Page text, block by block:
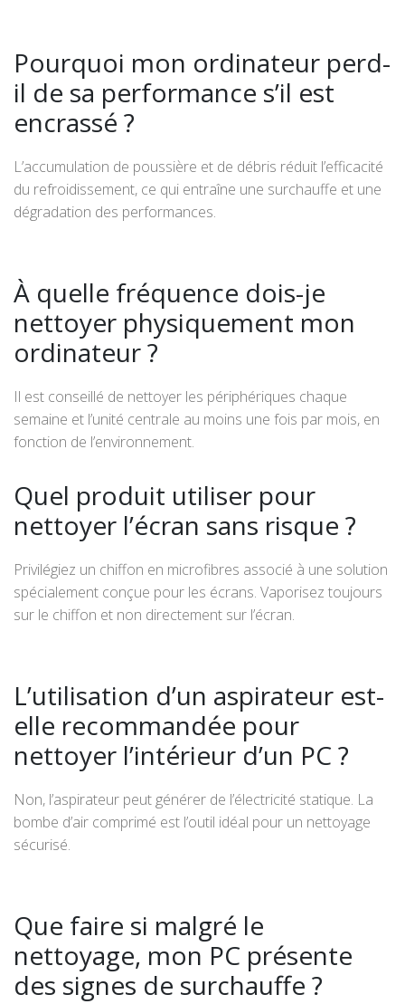
Pourquoi mon ordinateur perd-
il de sa performance s’il est
encrassé ?
L’accumulation de poussière et de débris réduit l’efficacité
du refroidissement, ce qui entraîne une surchauffe et une
dégradation des performances.
À quelle fréquence dois-je
nettoyer physiquement mon
ordinateur ?
Il est conseillé de nettoyer les périphériques chaque
semaine et l’unité centrale au moins une fois par mois, en
fonction de l’environnement.
Quel produit utiliser pour
nettoyer l’écran sans risque ?
Privilégiez un chiffon en microfibres associé à une solution
spécialement conçue pour les écrans. Vaporisez toujours
sur le chiffon et non directement sur l’écran.
L’utilisation d’un aspirateur est-
elle recommandée pour
nettoyer l’intérieur d’un PC ?
Non, l’aspirateur peut générer de l’électricité statique. La
bombe d’air comprimé est l’outil idéal pour un nettoyage
sécurisé.
Que faire si malgré le
nettoyage, mon PC présente
des signes de surchauffe ?